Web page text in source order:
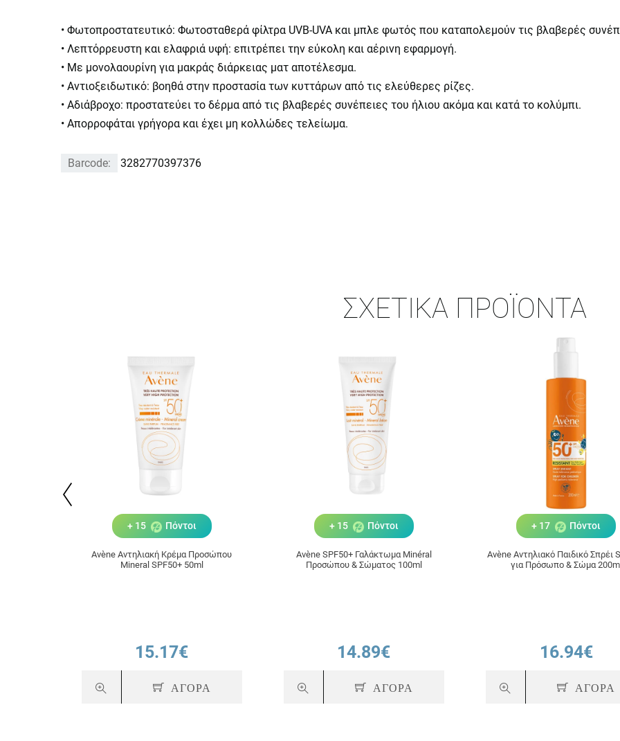
• Φωτοπροστατευτικό: Φωτοσταθερά φίλτρα UVB-UVA και μπλε φωτός που καταπολεμούν τις βλαβερές
• Λεπτόρρευστη και ελαφριά υφή: επιτρέπει την εύκολη και αέρινη εφαρμογή.
• Με μονολαουρίνη για μακράς διάρκειας ματ αποτέλεσμα.
• Αντιοξειδωτικό: βοηθά στην προστασία των κυττάρων από τις ελεύθερες ρίζες.
• Αδιάβροχο: προστατεύει το δέρμα από τις βλαβερές συνέπειες του ήλιου ακόμα και κατά το κολύμπι.
• Απορροφάται γρήγορα και έχει μη κολλώδες τελείωμα.
Barcode: 3282770397376
ΣΧΕΤΙΚΆ ΠΡΟΪΌΝΤΑ
+ 15 Πόντοι
Avène Αντηλιακή Κρέμα Προσώπου
Μineral SPF50+ 50ml
15.17€
ΑΓΟΡΑ
+ 15 Πόντοι
Avène SPF50+ Γαλάκτωμα Minéral
Προσώπου & Σώματος 100ml
14.89€
ΑΓΟΡΑ
+ 17 Πόντοι
Avène Αντηλιακό Παιδικό Σπρέι
για Πρόσωπο & Σώμα 200ml
16.94€
ΑΓΟΡΑ